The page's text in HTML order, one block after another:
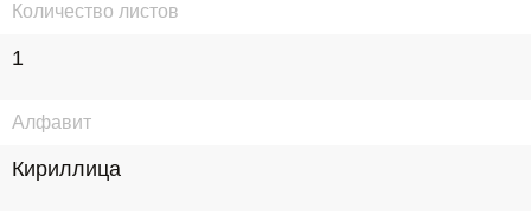
Количество листов
1
Алфавит
Кириллица